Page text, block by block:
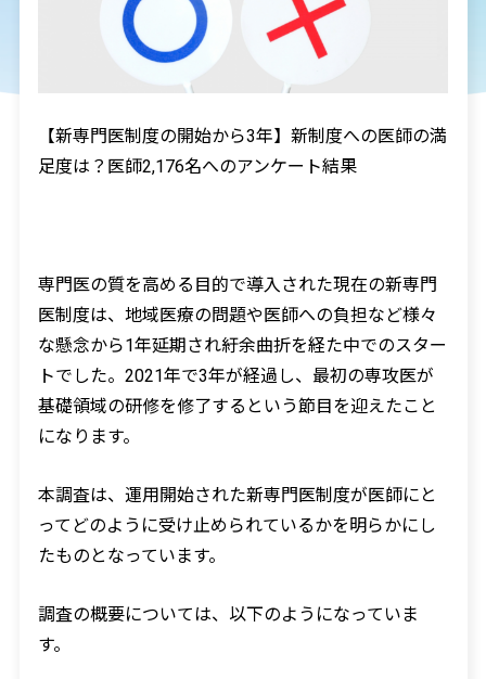
【新専門医制度の開始から3年】新制度への医師の満
足度は？医師2,176名へのアンケート結果
専門医の質を高める目的で導入された現在の新専門
医制度は、地域医療の問題や医師への負担など様々
な懸念から1年延期され紆余曲折を経た中でのスター
トでした。2021年で3年が経過し、最初の専攻医が
基礎領域の研修を修了するという節目を迎えたこと
になります。
本調査は、運用開始された新専門医制度が医師にと
ってどのように受け止められているかを明らかにし
たものとなっています。
調査の概要については、以下のようになっていま
す。